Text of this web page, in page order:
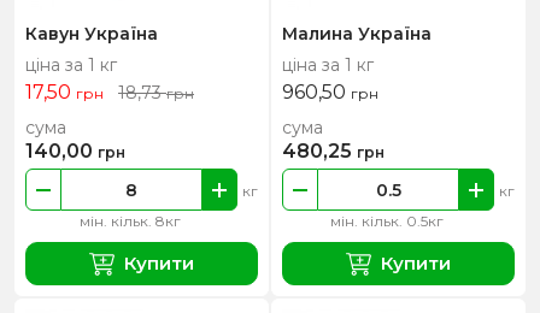
Кавун Україна
ціна за 1 кг
17,50 грн 18,73грн
мін. кільк. 8кг
кг
сума
140,00 грн
Купити
Малина Україна
ціна за 1 кг
960,50 грн
мін. кільк. 0.5кг
кг
сума
480,25 грн
Купити